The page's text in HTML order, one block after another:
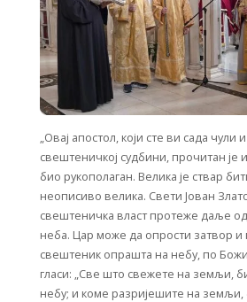
„Овај апостол, који сте ви сада чули
свештеничкој судбини, прочитан је
био рукополаган. Велика је ствар
неописиво велика. Свети Јован
свештеничка власт протеже даље
неба. Цар може да опрости затвор
свештеник опрашта на небу, по
гласи: „Све што свежете на земљи,
небу; и коме разријешите на